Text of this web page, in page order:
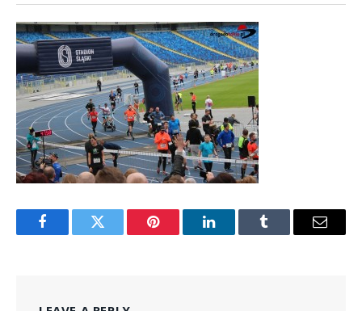
FacebookTwitter Pinterest LinkedInTumblr Email